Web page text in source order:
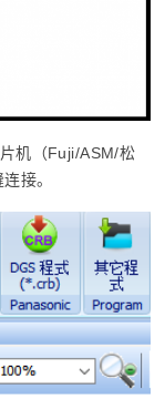
机（Fuji/ASM/松
接。